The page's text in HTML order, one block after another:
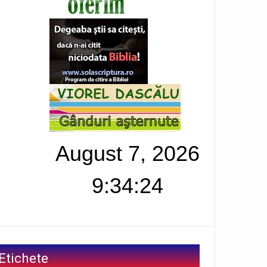
August 7, 2026
9:34:25